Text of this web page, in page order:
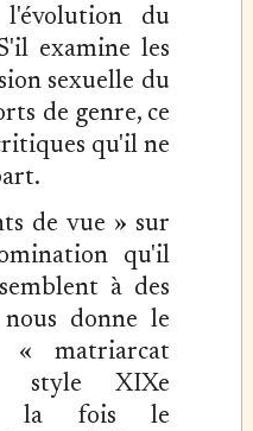
l'évolution du
examine les
sexuelle du
de genre, ce
qu'il ne
de vue » sur
qu'il
à des
donne le
matriarcat
XIXe
à la fois le